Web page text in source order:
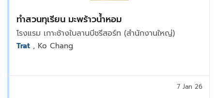
ทำสวนทุเรียน มะพร้าวน้ำหอม
โรงแรม เกาะช้างใบลานบีชรีสอร์ท (สำนักงานใหญ่)
Trat , Ko Chang
7 Jan 26